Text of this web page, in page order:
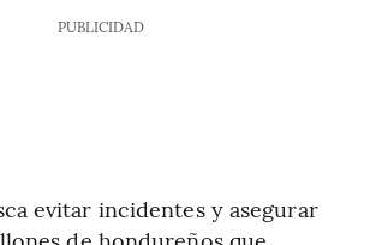
PUBLICIDAD
evitar incidentes y asegurar